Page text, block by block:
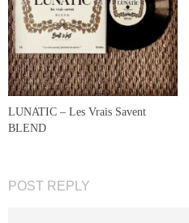
LUNATIC – Les Vrais Savent
BLEND
POST REPLY